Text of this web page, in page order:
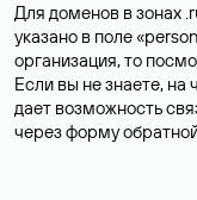
Для доменов в зонах
указано в поле
организация, то
Если вы не знаете,
дает возможность
через форму